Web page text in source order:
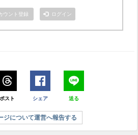
ウント登録 ログイン
ポスト シェア 送る
ジについて運営へ報告する